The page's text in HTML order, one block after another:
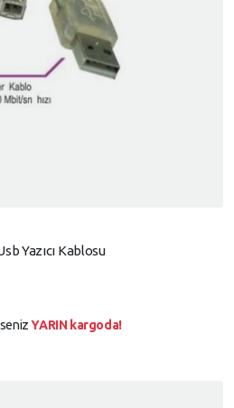
Yazıcı Kablosu
YARIN kargoda!